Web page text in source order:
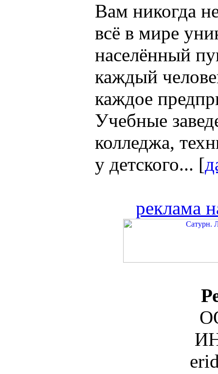
Вам никогда
всё в мире
населённый
каждый
каждое
Учебные
колледжа,
у детского... [
реклама